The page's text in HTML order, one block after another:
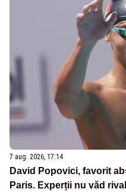
7 aug. 2026, 17:14
David Popovici, favorit
Paris. Experții nu văd